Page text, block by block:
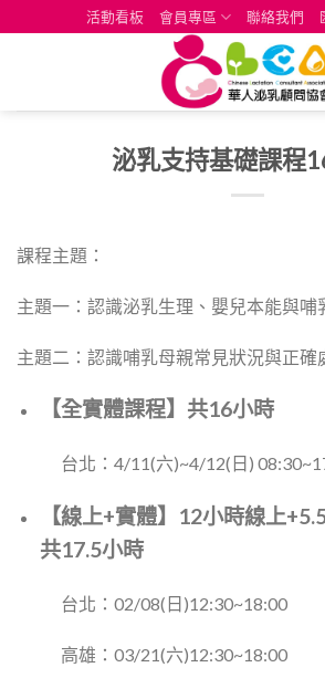
to
活動看板 會員專區 聯絡我們
泌乳支持基礎課程
課程主題：
主題一：認識泌乳生理、嬰兒本能與哺
主題二：認識哺乳母親常見狀況與正確
【全實體課程】共16小時
台北：4/11(六)~4/12(日)
【線上+實體】12小時線上
共17.5小時
台北：02/08(日)12:30~18:00
高雄：03/21(六)12:30~18:00